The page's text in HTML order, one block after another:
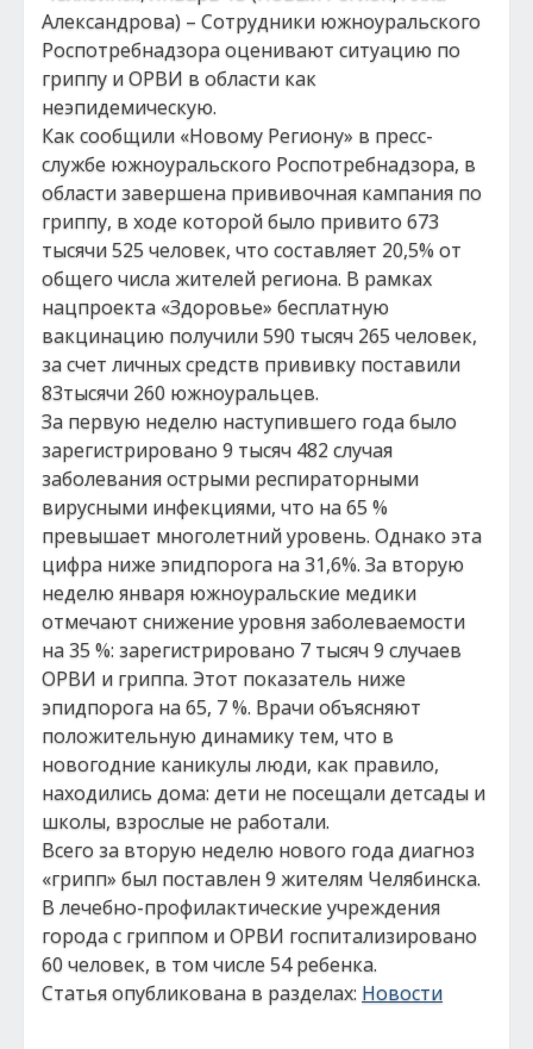
Александрова) – Сотрудники южноуральского
Роспотребнадзора оценивают ситуацию по
гриппу и ОРВИ в области как
неэпидемическую.
Как сообщили «Новому Региону» в пресс-
службе южноуральского Роспотребнадзора, в
области завершена прививочная кампания по
гриппу, в ходе которой было привито 673
тысячи 525 человек, что составляет 20,5% от
общего числа жителей региона. В рамках
нацпроекта «Здоровье» бесплатную
вакцинацию получили 590 тысяч 265 человек,
за счет личных средств прививку поставили
83тысячи 260 южноуральцев.
За первую неделю наступившего года было
зарегистрировано 9 тысяч 482 случая
заболевания острыми респираторными
вирусными инфекциями, что на 65 %
превышает многолетний уровень. Однако эта
цифра ниже эпидпорога на 31,6%. За вторую
неделю января южноуральские медики
отмечают снижение уровня заболеваемости
на 35 %: зарегистрировано 7 тысяч 9 случаев
ОРВИ и гриппа. Этот показатель ниже
эпидпорога на 65, 7 %. Врачи объясняют
положительную динамику тем, что в
новогодние каникулы люди, как правило,
находились дома: дети не посещали детсады и
школы, взрослые не работали.
Всего за вторую неделю нового года диагноз
«грипп» был поставлен 9 жителям Челябинска.
В лечебно-профилактические учреждения
города с гриппом и ОРВИ госпитализировано
60 человек, в том числе 54 ребенка.
Статья опубликована в разделах: Новости